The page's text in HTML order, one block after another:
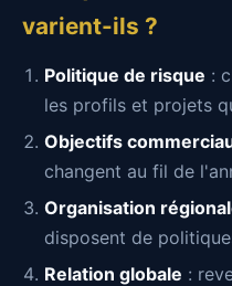
varient-ils ?
Politique de risque :
les profils et projets
Objectifs
changent au fil de
Organisation
disposent de
Relation globale :